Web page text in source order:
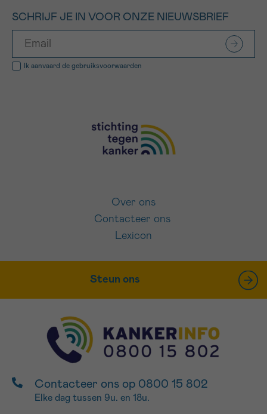
SCHRIJF JE IN VOOR ONZE NIEUWSBRIEF
Ik aanvaard de gebruiksvoorwaarden
Over ons
Contacteer ons
Lexicon
Steun ons
Contacteer ons op 0800 15 802
Elke dag tussen 9u. en 18u.